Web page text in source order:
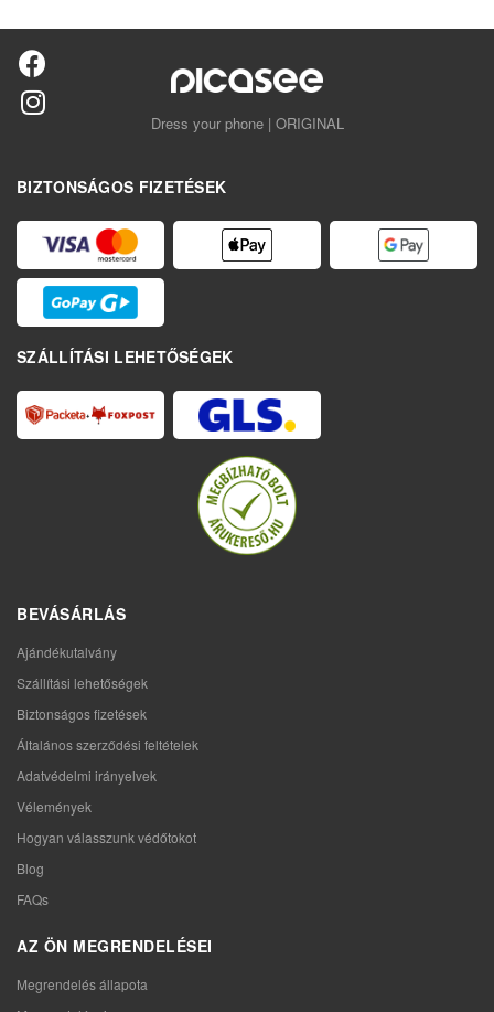
Dress your phone | ORIGINAL
BIZTONSÁGOS FIZETÉSEK
SZÁLLÍTÁSI LEHETŐSÉGEK
BEVÁSÁRLÁS
Ajándékutalvány
Szállítási lehetőségek
Biztonságos fizetések
Általános szerződési feltételek
Adatvédelmi irányelvek
Vélemények
Hogyan válasszunk védőtokot
Blog
FAQs
AZ ÖN MEGRENDELÉSEI
Megrendelés állapota